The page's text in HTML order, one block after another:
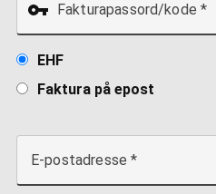
Fakturapassord/kode
EHF
Faktura på epost
E-postadresse